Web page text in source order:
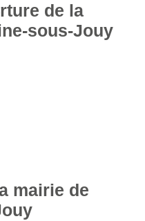
de la
sous-Jouy
mairie de